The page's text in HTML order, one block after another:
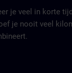
je veel in korte
je nooit veel